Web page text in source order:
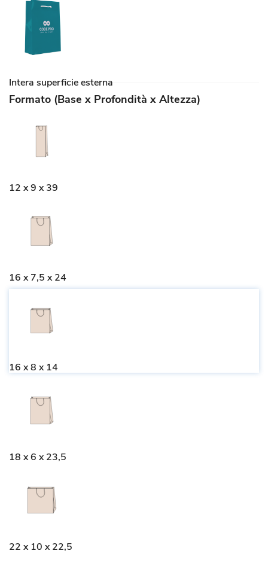
Intera superficie esterna
Formato (Base x Profondità x Altezza)
12 x 9 x 39
16 x 7,5 x 24
16 x 8 x 14
18 x 6 x 23,5
22 x 10 x 22,5